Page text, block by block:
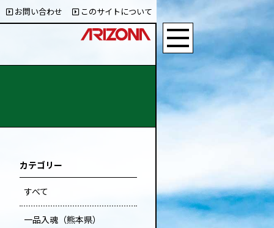
お問い合わせ このサイトについて
カテゴリー
すべて
一品入魂（熊本県）